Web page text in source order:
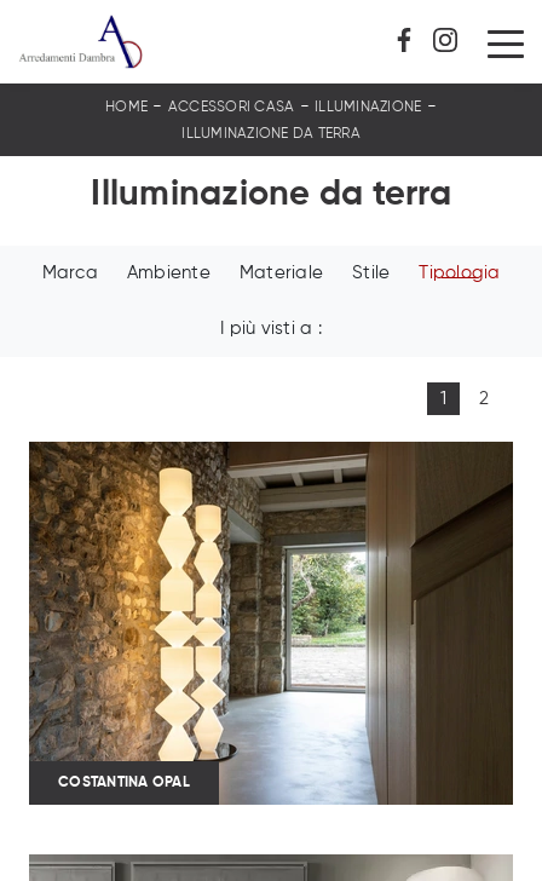
HOME - ACCESSORI CASA - ILLUMINAZIONE -
ILLUMINAZIONE DA TERRA
Illuminazione da terra
Marca Ambiente Materiale Stile Tipologia
I più visti a :
1 2
COSTANTINA OPAL